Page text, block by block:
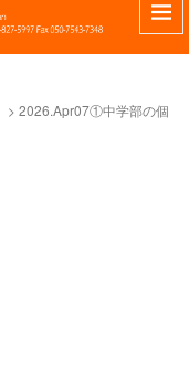
> 2026.Apr07①中学部の個